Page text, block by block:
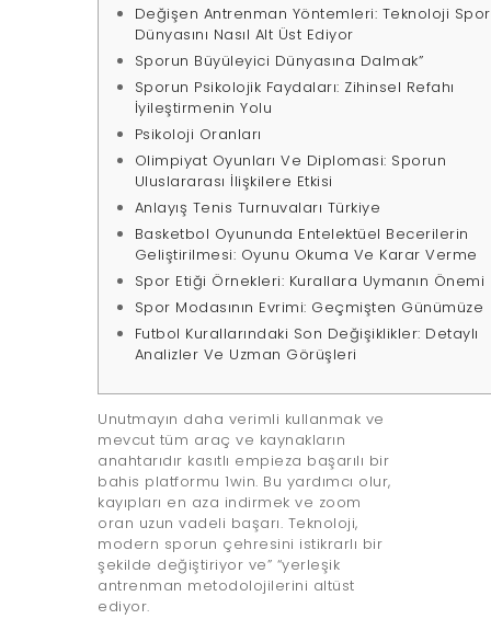
Değişen Antrenman Yöntemleri: Teknoloji Spor
Dünyasını Nasıl Alt Üst Ediyor
Sporun Büyüleyici Dünyasına Dalmak”
Sporun Psikolojik Faydaları: Zihinsel Refahı
İyileştirmenin Yolu
Psikoloji Oranları
Olimpiyat Oyunları Ve Diplomasi: Sporun
Uluslararası İlişkilere Etkisi
Anlayış Tenis Turnuvaları Türkiye
Basketbol Oyununda Entelektüel Becerilerin
Geliştirilmesi: Oyunu Okuma Ve Karar Verme
Spor Etiği Örnekleri: Kurallara Uymanın Önemi
Spor Modasının Evrimi: Geçmişten Günümüze
Futbol Kurallarındaki Son Değişiklikler: Detaylı
Analizler Ve Uzman Görüşleri
Unutmayın daha verimli kullanmak ve
mevcut tüm araç ve kaynakların
anahtarıdır kasıtlı empieza başarılı bir
bahis platformu 1win. Bu yardımcı olur,
kayıpları en aza indirmek ve zoom
oran uzun vadeli başarı. Teknoloji,
modern sporun çehresini istikrarlı bir
şekilde değiştiriyor ve” “yerleşik
antrenman metodolojilerini altüst
ediyor.